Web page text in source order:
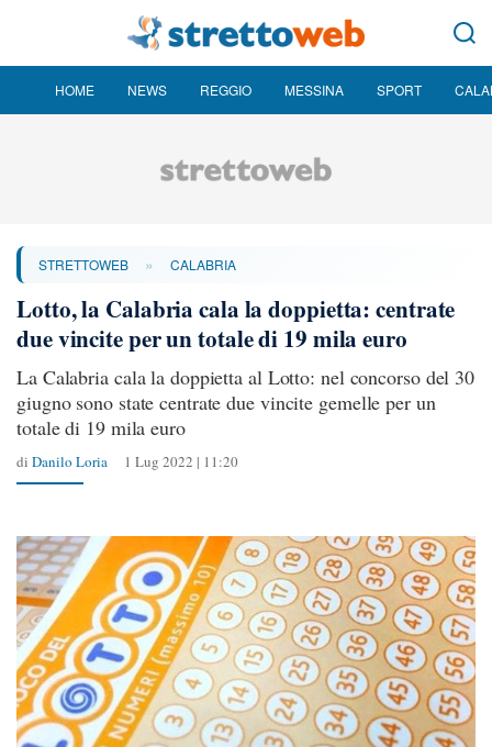
HOME NEWS REGGIO MESSINA SPORT
STRETTOWEB » CALABRIA
Lotto, la Calabria cala la doppietta: centrate
due vincite per un totale di 19 mila euro
La Calabria cala la doppietta al Lotto: nel concorso del 30
giugno sono state centrate due vincite gemelle per un
totale di 19 mila euro
di Danilo Loria 1 Lug 2022 | 11:20